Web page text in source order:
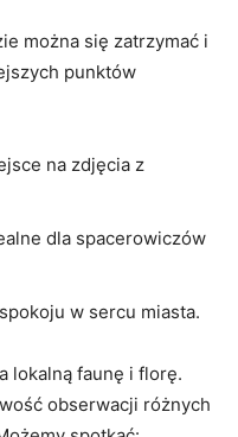
można się zatrzymać i
punktów
na zdjęcia z
dla spacerowiczów
⁣w sercu miasta.
lokalną faunę i florę.
obserwacji różnych‌